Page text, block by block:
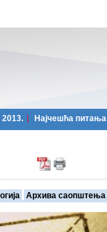
Најчешћa питања
Архива саопштења